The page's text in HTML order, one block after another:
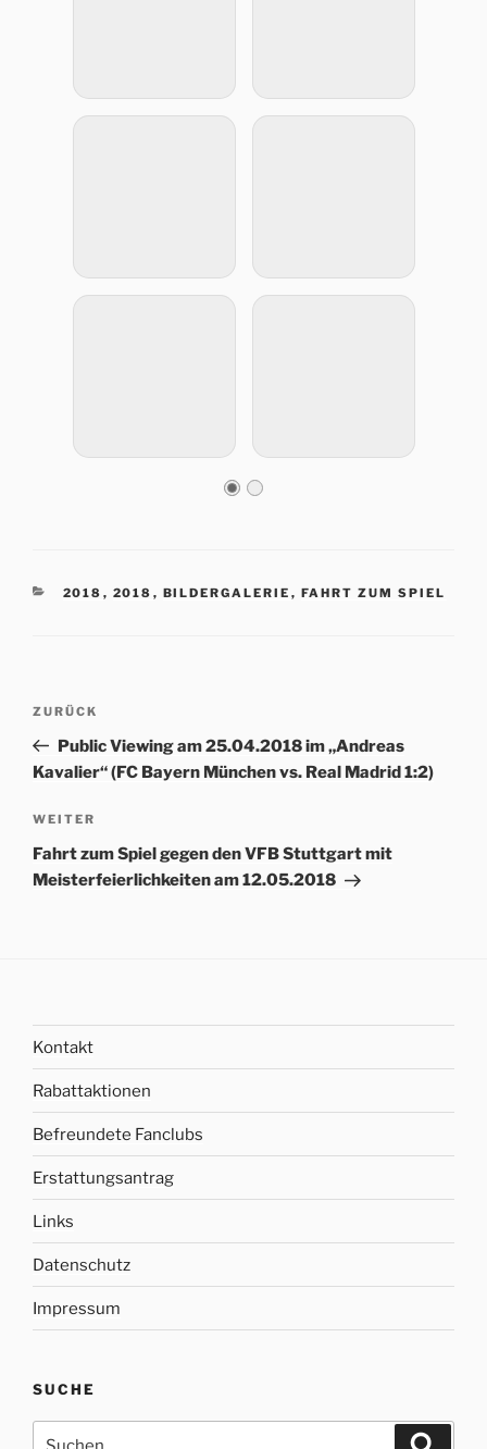
KATEGORIEN
2018 , 2018 , BILDERGALERIE , FAHRT ZUM SPIEL
Beitrags-
Vorheriger
Beitrag
ZURÜCK
Public Viewing am 25.04.2018 im „Andreas
Kavalier“ (FC Bayern München vs. Real Madrid 1:2)
Nächster
Beitrag
WEITER
Fahrt zum Spiel gegen den VFB Stuttgart mit
Meisterfeierlichkeiten am 12.05.2018
Kontakt
Rabattaktionen
Befreundete Fanclubs
Erstattungsantrag
Links
Datenschutz
Impressum
SUCHE